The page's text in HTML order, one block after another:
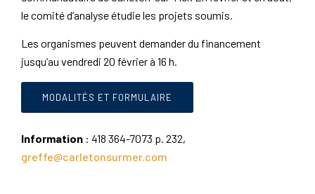
le comité d’analyse étudie les projets soumis.
Les organismes peuvent demander du financement
jusqu’au vendredi 20 février à 16 h.
MODALITÉS ET FORMULAIRE
Information : 418 364-7073 p. 232,
greffe@carletonsurmer.com